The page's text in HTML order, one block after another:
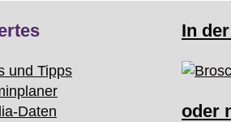
und Tipps
Daten
In
oder